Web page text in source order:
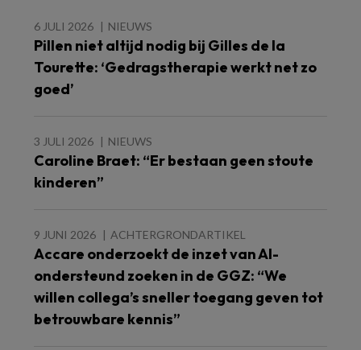
6 JULI 2026 NIEUWS
Pillen niet altijd nodig bij Gilles de la
Tourette: ‘Gedragstherapie werkt net zo
goed’
3 JULI 2026 NIEUWS
Caroline Braet: “Er bestaan geen stoute
kinderen”
9 JUNI 2026 ACHTERGRONDARTIKEL
Accare onderzoekt de inzet van AI-
ondersteund zoeken in de GGZ: “We
willen collega’s sneller toegang geven tot
betrouwbare kennis”